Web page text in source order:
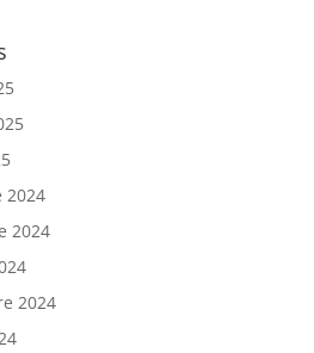
2024
2024
2024